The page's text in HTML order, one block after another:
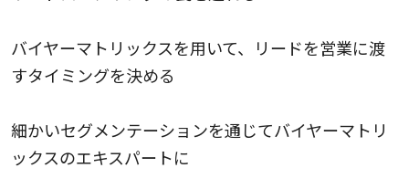
バイヤーマトリックスを用いて、リードを営業に渡
すタイミングを決める
細かいセグメンテーションを通じてバイヤーマトリ
ックスのエキスパートに